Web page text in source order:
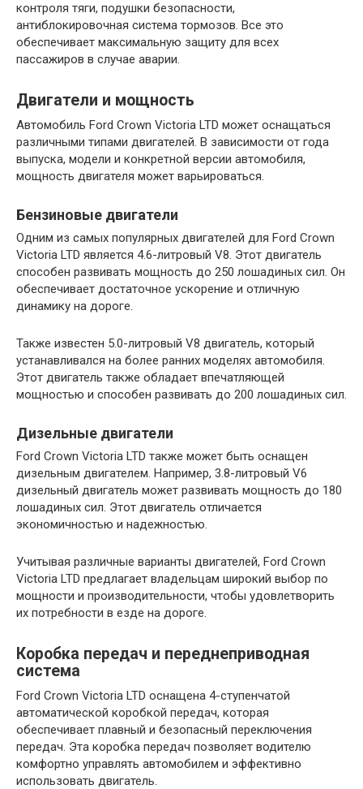
контроля тяги, подушки безопасности,
антиблокировочная система тормозов. Все это
обеспечивает максимальную защиту для всех
пассажиров в случае аварии.
Двигатели и мощность
Автомобиль Ford Crown Victoria LTD может оснащаться
различными типами двигателей. В зависимости от года
выпуска, модели и конкретной версии автомобиля,
мощность двигателя может варьироваться.
Бензиновые двигатели
Одним из самых популярных двигателей для Ford Crown
Victoria LTD является 4.6-литровый V8. Этот двигатель
способен развивать мощность до 250 лошадиных сил. Он
обеспечивает достаточное ускорение и отличную
динамику на дороге.
Также известен 5.0-литровый V8 двигатель, который
устанавливался на более ранних моделях автомобиля.
Этот двигатель также обладает впечатляющей
мощностью и способен развивать до 200 лошадиных сил.
Дизельные двигатели
Ford Crown Victoria LTD также может быть оснащен
дизельным двигателем. Например, 3.8-литровый V6
дизельный двигатель может развивать мощность до 180
лошадиных сил. Этот двигатель отличается
экономичностью и надежностью.
Учитывая различные варианты двигателей, Ford Crown
Victoria LTD предлагает владельцам широкий выбор по
мощности и производительности, чтобы удовлетворить
их потребности в езде на дороге.
Коробка передач и переднеприводная
система
Ford Crown Victoria LTD оснащена 4-ступенчатой
автоматической коробкой передач, которая
обеспечивает плавный и безопасный переключения
передач. Эта коробка передач позволяет водителю
комфортно управлять автомобилем и эффективно
использовать двигатель.